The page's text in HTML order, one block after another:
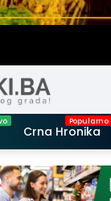
Crna Hronika